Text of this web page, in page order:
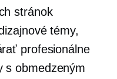
stránok
témy,
profesionálne
s obmedzeným